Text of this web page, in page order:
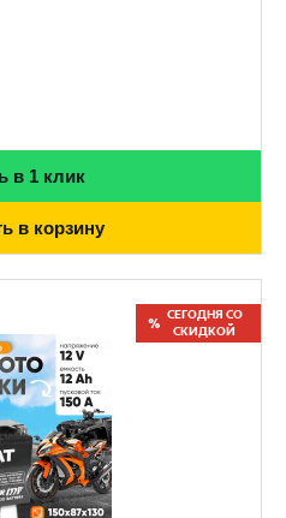
в 1 клик
в корзину
СЕГОДНЯ СО
СКИДКОЙ